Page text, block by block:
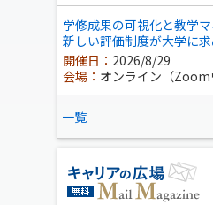
学修成果の可視化と教学
新しい評価制度が大学に
開催日： 2026/8/29
会場： オンライン（Zoom
一覧